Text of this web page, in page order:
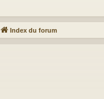
Index du forum